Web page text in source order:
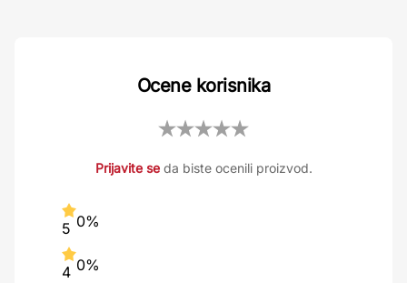
Ocene korisnika
Prijavite seda biste ocenili proizvod.
5 0%
4 0%